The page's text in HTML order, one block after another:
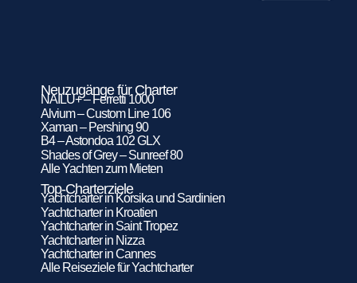
Neuzugänge für Charter
NAILU+ – Ferretti 1000
Alvium – Custom Line 106
Xaman – Pershing 90
B4 – Astondoa 102 GLX
Shades of Grey – Sunreef 80
Alle Yachten zum Mieten
Top-Charterziele
Yachtcharter in Korsika und Sardinien
Yachtcharter in Kroatien
Yachtcharter in Saint Tropez
Yachtcharter in Nizza
Yachtcharter in Cannes
Alle Reiseziele für Yachtcharter